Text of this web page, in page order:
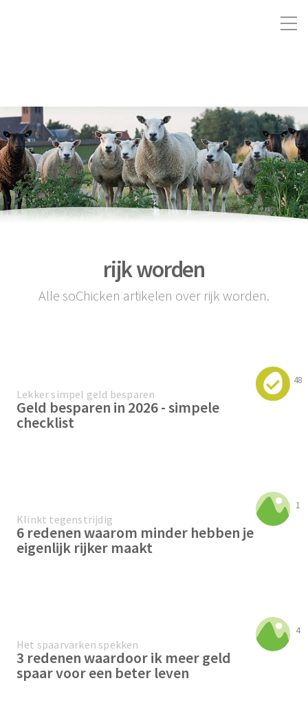
rijk worden
Alle soChicken artikelen over rijk worden.
48
Lekker simpel geld besparen
Geld besparen in 2026 - simpele
checklist
1
Klinkt tegenstrijdig
6 redenen waarom minder hebben je
eigenlijk rijker maakt
4
Het spaarvarken spekken
3 redenen waardoor ik meer geld
spaar voor een beter leven